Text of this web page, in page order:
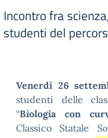
Incontro fra
studenti del
Venerdì 26
studenti delle
“Biologia con
Classico Statale